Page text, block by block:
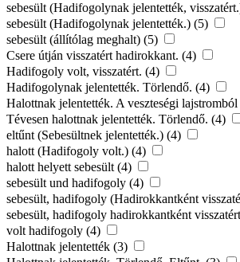
sebesült (Hadifogolynak jelentették,
sebesült (Hadifogolynak jelentették.) (5)
sebesült (állítólag meghalt) (5)
Csere útján visszatért hadirokkant. (4)
Hadifogoly volt, visszatért. (4)
Hadifogolynak jelentették. Törlendő. (4)
Halottnak jelentették. A veszteségi
Tévesen halottnak jelentették. Törlendő. (4)
eltűnt (Sebesültnek jelentették.) (4)
halott (Hadifogoly volt.) (4)
halott helyett sebesült (4)
sebesült und hadifogoly (4)
sebesült, hadifogoly (Hadirokkantként
sebesült, hadifogoly hadirokkantként
volt hadifogoly (4)
Halottnak jelentették (3)